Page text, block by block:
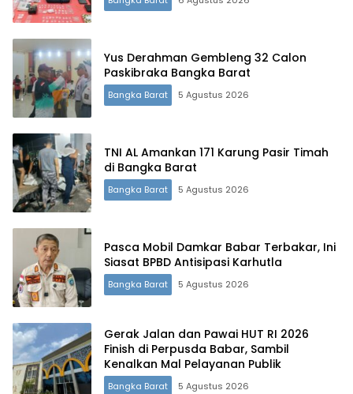
Yus Derahman Gembleng 32 Calon
Paskibraka Bangka Barat
Bangka Barat 5 Agustus 2026
TNI AL Amankan 171 Karung Pasir Timah
di Bangka Barat
Bangka Barat 5 Agustus 2026
Pasca Mobil Damkar Babar Terbakar, Ini
Siasat BPBD Antisipasi Karhutla
Bangka Barat 5 Agustus 2026
Gerak Jalan dan Pawai HUT RI 2026
Finish di Perpusda Babar, Sambil
Kenalkan Mal Pelayanan Publik
Bangka Barat 5 Agustus 2026